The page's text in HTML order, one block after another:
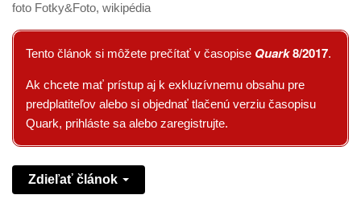
foto Fotky&Foto, wikipédia
Tento článok si môžete prečítať v časopise Quark8/2017.
Ak chcete mať prístup aj k exkluzívnemu obsahu pre
predplatiteľov alebo si objednať tlačenú verziu časopisu
Quark, prihláste sa alebo zaregistrujte.
Zdieľať článok